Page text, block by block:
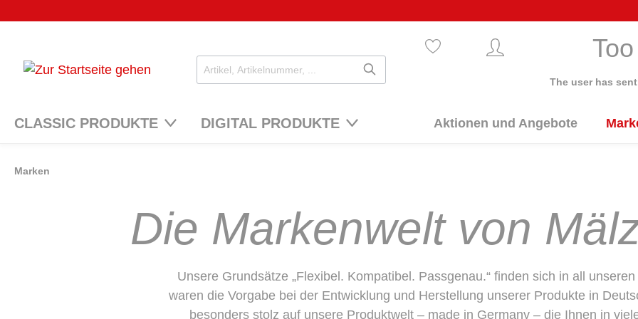
The user has
CLASSIC PRODUKTE DIGITAL PRODUKTE Aktionen und Angebote
Marken
Die Markenwelt von
Unsere Grundsätze „Flexibel. Kompatibel. Passgenau.“ finden sich in all
waren die Vorgabe bei der Entwicklung und Herstellung unserer Produkte in
besonders stolz auf unsere Produktwelt – made in Germany – die Ihnen in